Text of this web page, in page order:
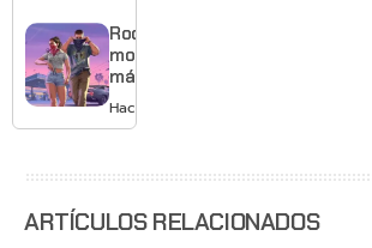
gráficos
y mucho
Mario
Rockstar
mostrará
más de
GTA 6 en
agosto
Hace 2 días
ARTÍCULOS RELACIONADOS